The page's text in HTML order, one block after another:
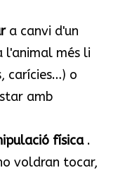
a canvi d'un
l'animal més li
carícies…) o
amb
física .
voldran tocar,